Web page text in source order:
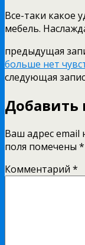
Все-таки какое
мебель.
предыдущая
больше нет
следующая
Ваш адрес email
поля помечены *
Комментарий *